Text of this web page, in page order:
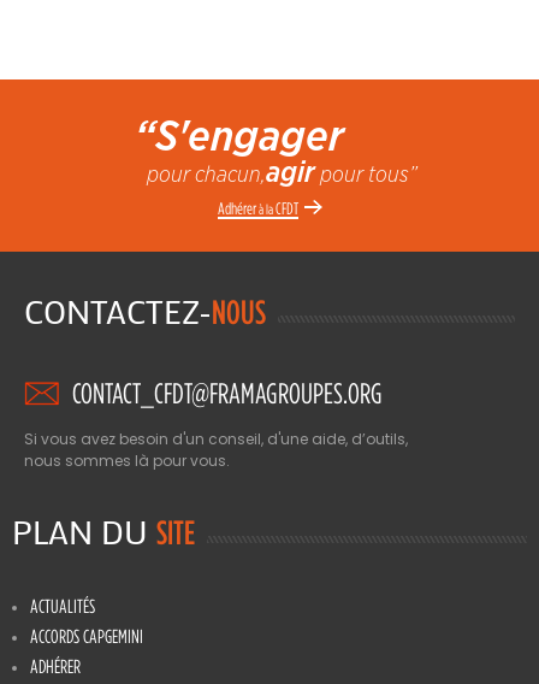
“S'engager
pour chacun,agirpour tous”
Adhérerà laCFDT
CONTACTEZ-NOUS
CONTACT_CFDT@FRAMAGROUPES.ORG
Si vous avez besoin d'un conseil, d'une aide, d’outils,
nous sommes là pour vous.
PLAN DU SITE
ACTUALITÉS
ACCORDS CAPGEMINI
ADHÉRER